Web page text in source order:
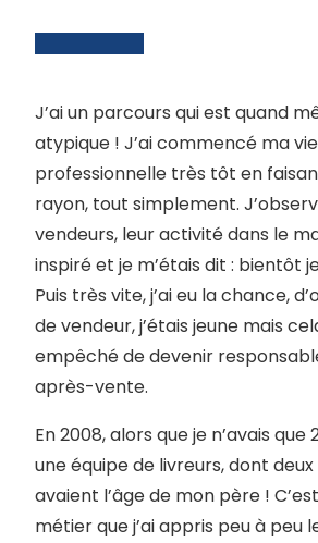
J’ai un parcours qui est quand
atypique ! J’ai commencé ma vie
professionnelle très tôt en
rayon, tout simplement.
vendeurs, leur activité dans le
inspiré et je m’étais dit : bientôt
Puis très vite, j’ai eu la chance,
de vendeur, j’étais jeune mais
empêché de devenir
après-vente.
En 2008, alors que je n’avais que
une équipe de livreurs, dont
avaient l’âge de mon père !
métier que j’ai appris peu à peu